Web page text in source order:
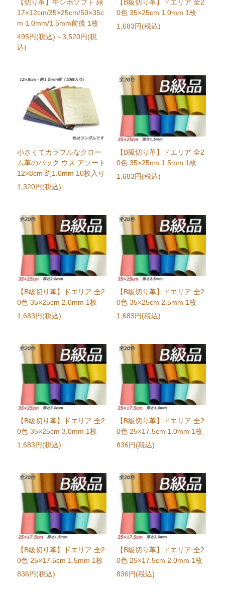
【切り革】牛シボソフト 緑
17×12cm/35×25cm/50×35c
m 1.0mm/1.5mm前後 1枚
495円(税込) ～3,520円(税
込)
【B級切り革】ドエリア 全2
0色 35×25cm 1.0mm 1枚
1,683円(税込)
小さくてカラフルなクロー
ム革のパック ウス アソート
12×8cm 約1.0mm 10枚入り
1,320円(税込)
【B級切り革】ドエリア 全2
0色 35×25cm 1.5mm 1枚
1,683円(税込)
【B級切り革】ドエリア 全2
0色 35×25cm 2.0mm 1枚
1,683円(税込)
【B級切り革】ドエリア 全2
0色 35×25cm 2.5mm 1枚
1,683円(税込)
【B級切り革】ドエリア 全2
0色 35×25cm 3.0mm 1枚
1,683円(税込)
【B級切り革】ドエリア 全2
0色 25×17.5cm 1.0mm 1枚
836円(税込)
【B級切り革】ドエリア 全2
0色 25×17.5cm 1.5mm 1枚
836円(税込)
【B級切り革】ドエリア 全2
0色 25×17.5cm 2.0mm 1枚
836円(税込)